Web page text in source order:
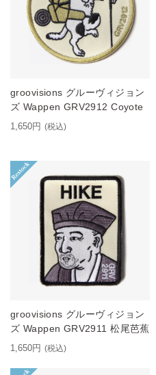
groovisions グルーヴィジョン
ズ Wappen GRV2912 Coyote
1,650円 (税込)
groovisions グルーヴィジョン
ズ Wappen GRV2911 松尾芭蕉
1,650円 (税込)